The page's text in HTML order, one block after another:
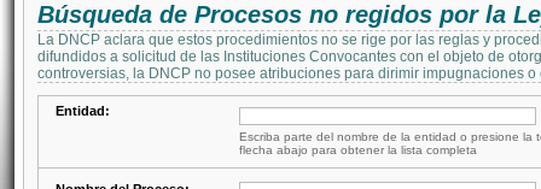
Búsqueda de Procesos no regidos por la
La DNCP aclara que estos procedimientos no se rige por las reglas y
difundidos a solicitud de las Instituciones Convocantes con el objeto de
controversias, la DNCP no posee atribuciones para dirimir impugnaciones
Entidad:
Escriba parte del nombre de la entidad o presione la
flecha abajo para obtener la lista completa